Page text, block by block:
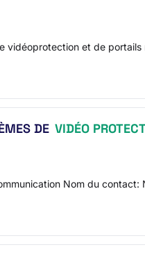
vidéoprotection et de
DE VIDÉO
Nom du